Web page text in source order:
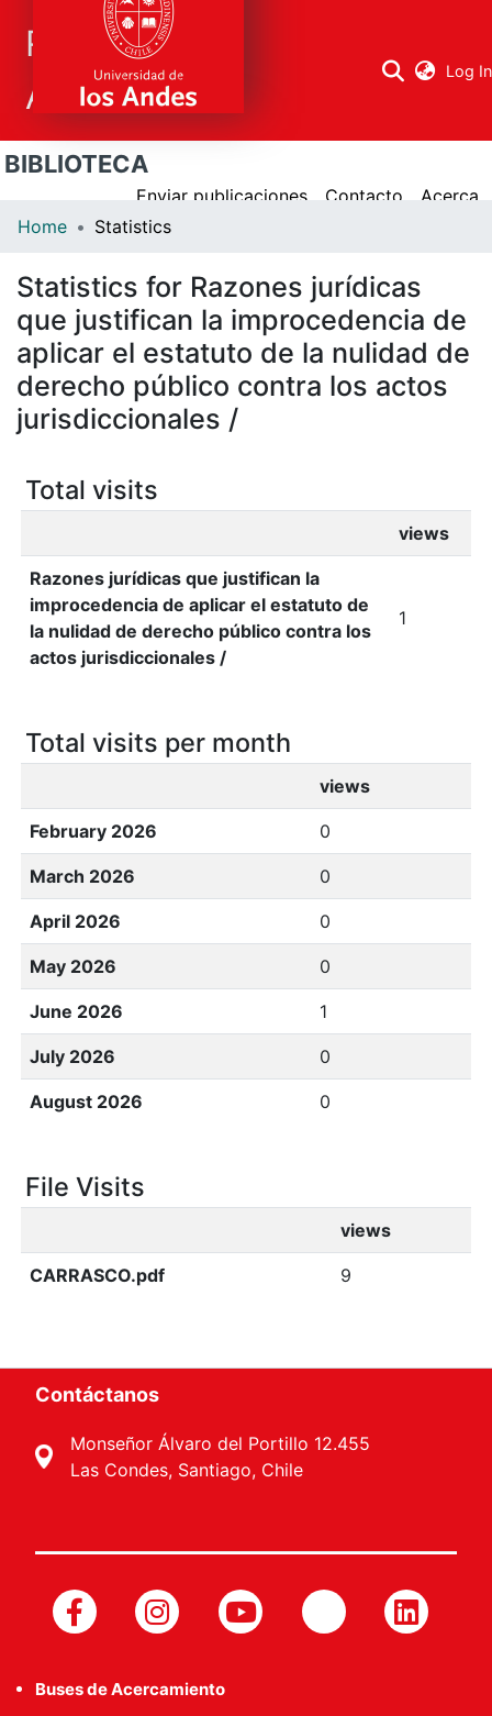
Repositorio
Académico
Log In
Research
All Repository
BIBLIOTECA
Enviar publicaciones Contacto
Acerca
Home
Statistics
Statistics for Razones jurídicas
que justifican la improcedencia de
aplicar el estatuto de la nulidad de
derecho público contra los actos
jurisdiccionales /
Total visits
views
Razones jurídicas que justifican la
improcedencia de aplicar el estatuto de
la nulidad de derecho público contra los
actos jurisdiccionales /
1
Total visits per month
views
February 2026 0
March 2026 0
April 2026 0
May 2026 0
June 2026 1
July 2026 0
August 2026 0
File Visits
views
CARRASCO.pdf 9
Contáctanos
Monseñor Álvaro del Portillo 12.455
Las Condes, Santiago, Chile
Buses de Acercamiento